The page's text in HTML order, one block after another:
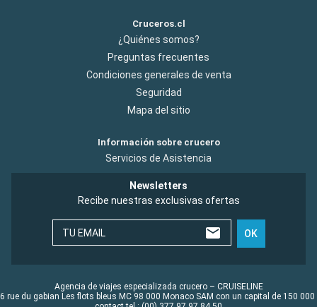
Cruceros.cl
¿Quiénes somos?
Preguntas frecuentes
Condiciones generales de venta
Seguridad
Mapa del sitio
Información sobre crucero
Servicios de Asistencia
Newsletters
Recibe nuestras exclusivas ofertas
TU EMAIL OK
Agencia de viajes especializada crucero – CRUISELINE
rue du gabian Les flots bleus MC 98 000 Monaco SAM con un capital de 150 000